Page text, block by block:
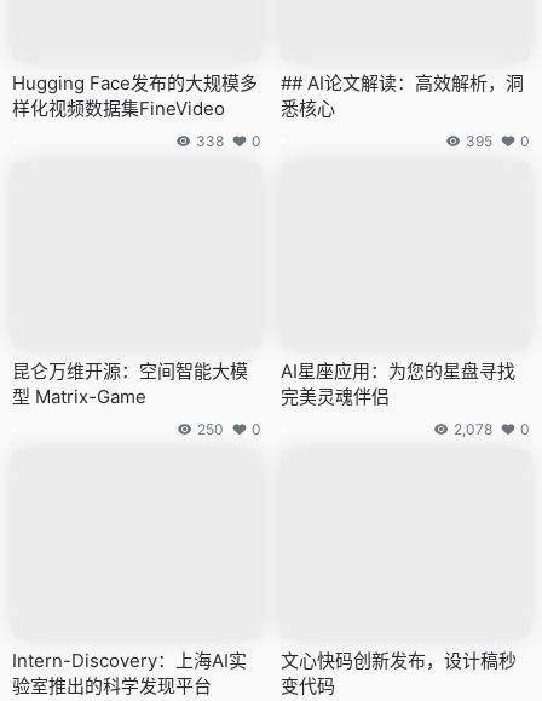
Hugging Face发布的大规模多
样化视频数据集FineVideo
338 0
## AI论文解读：高效解析，洞
悉核心
395 0
昆仑万维开源：空间智能大模
型 Matrix-Game
250 0
AI星座应用：为您的星盘寻找
完美灵魂伴侣
2,078 0
Intern-Discovery：上海AI实
验室推出的科学发现平台
文心快码创新发布，设计稿秒
变代码